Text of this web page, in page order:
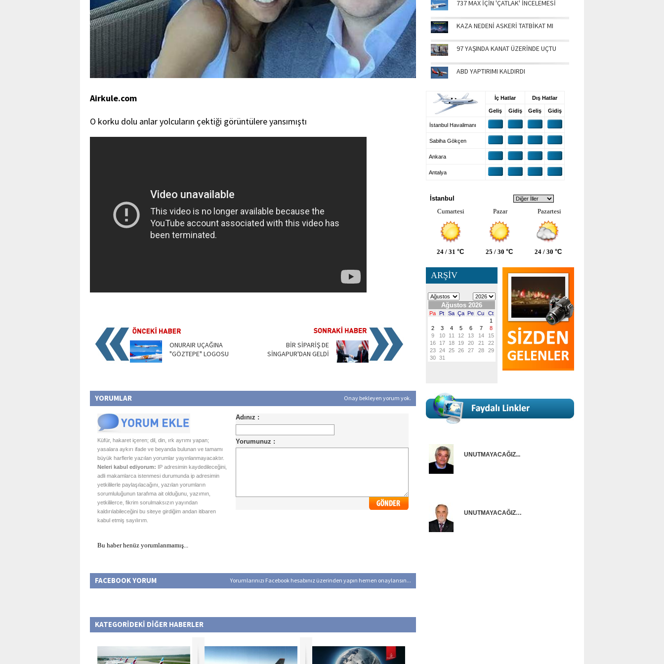
Airkule.com
O korku dolu anlar yolcuların çektiği görüntülere yansımıştı
ONURAIR UÇAĞINA
"GÖZTEPE" LOGOSU
BİR SİPARİŞ DE
SİNGAPUR'DAN GELDİ
YORUMLAR Onay bekleyen yorum yok.
Küfür, hakaret içeren; dil, din, ırk ayrımı yapan;
yasalara aykırı ifade ve beyanda bulunan ve tamamı
büyük harflerle yazılan yorumlar yayınlanmayacaktır.
Neleri kabul ediyorum: IP adresimin kaydedileceğini,
adli makamlarca istenmesi durumunda ip adresimin
yetkililerle paylaşılacağını, yazılan yorumların
sorumluluğunun tarafıma ait olduğunu, yazımın,
yetkililerce, fikrim sorulmaksızın yayından
kaldırılabileceğini bu siteye girdiğim andan itibaren
kabul etmiş sayılırım.
Bu haber henüz yorumlanmamış...
FACEBOOK YORUM Yorumlarınızı Facebook hesabınız üzerinden yapın hemen onaylansın...
KATEGORİDEKİ DİĞER HABERLER
737 MAX İÇİN 'ÇATLAK' İNCELEMESİ
KAZA NEDENİ ASKERİ TATBİKAT MI
97 YAŞINDA KANAT ÜZERİNDE UÇTU
ABD YAPTIRIMI KALDIRDI
İç Hatlar Dış Hatlar
Geliş Gidiş Geliş Gidiş
İstanbul Havalimanı
Sabiha Gökçen
Ankara
Antalya
İstanbul
Cumartesi
Pazar Pazartesi
24 / 31 °C 25 / 30 °C 24 / 30 °C
ARŞİV
UNUTMAYACAĞIZ...
UNUTMAYACAĞIZ…